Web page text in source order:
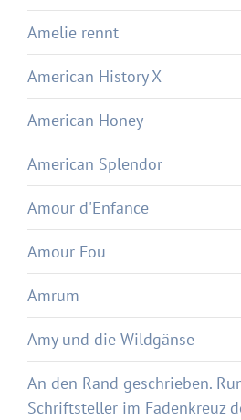
Amelie rennt
American History X
American Honey
American Splendor
Amour d'Enfance
Amour Fou
Amrum
Amy und die Wildgänse
An den Rand geschrieben.
Schriftsteller im Fadenkreuz